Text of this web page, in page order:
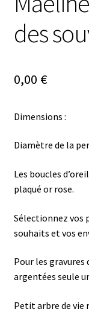
des
0,00 €
Dimensions :
Diamètre de la
Les boucles
plaqué or rose.
Sélectionnez vos
souhaits et vos
Pour les gravures
argentées seule
Petit arbre de vie